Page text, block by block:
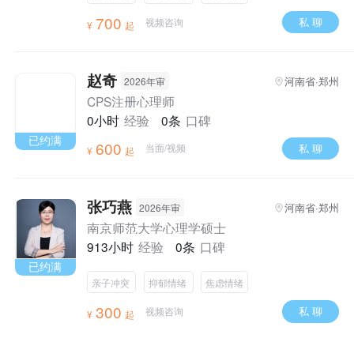
¥ 700 起 视频咨询 私 聊
已约满
赵奇 2026年审 河南省·郑州
CPS注册心理师
0小时 经验 0条 口碑
¥ 600 起 当面/视频 私 聊
已约满
张巧燕 2026年审 河南省·郑州
南京师范大学心理学硕士
913小时 经验 0条 口碑
亲子冲突 抑郁情绪 焦虑情绪
¥ 300 起 视频咨询 私 聊